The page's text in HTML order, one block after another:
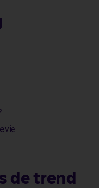
de trend